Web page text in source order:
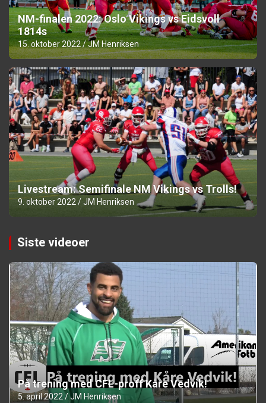
NM-finalen 2022: Oslo Vikings vs Eidsvoll
1814s
15. oktober 2022 JM Henriksen
Livestream: Semifinale NM Vikings vs Trolls!
9. oktober 2022 JM Henriksen
Siste videoer
På trening med CFL-proff Kåre Vedvik!
5. april 2022 JM Henriksen